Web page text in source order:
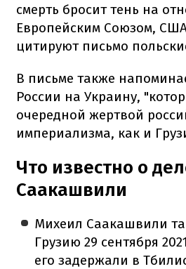
смерть бросит тень на
Европейским Союзом,
цитируют письмо
В письме также
России на Украину,
очередной жертвой
империализма, как и
Что известно о
Саакашвили
Михеил Саакашвили
Грузию 29 сентября
его задержали в